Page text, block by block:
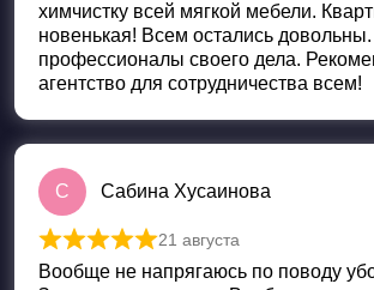
химчистку всей мягкой мебели.
новенькая! Всем остались
профессионалы своего дела.
агентство для сотрудничества всем!
С Сабина Хусаинова
Оценка из 5
21 августа
Вообще не напрягаюсь по поводу